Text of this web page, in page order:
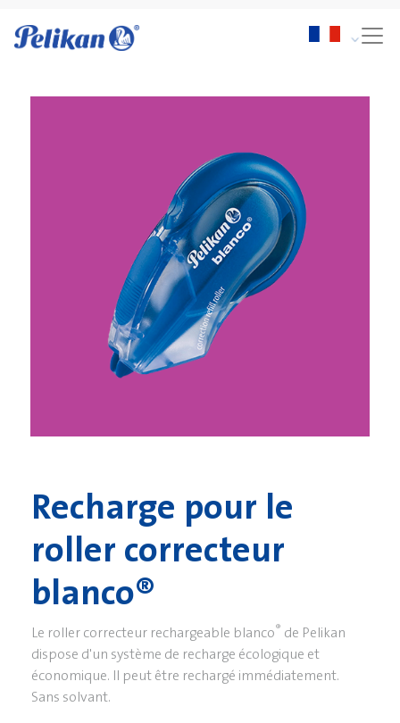
Recharge pour le
roller correcteur
blanco®
Le roller correcteur rechargeable blanco® de Pelikan
dispose d'un système de recharge écologique et
économique. Il peut être rechargé immédiatement.
Sans solvant.